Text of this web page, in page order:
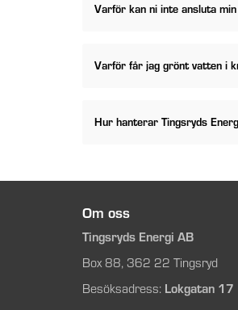
Varför kan ni inte ansluta
Varför får jag grönt vatten i
Hur hanterar Tingsryds
Om oss
Tingsryds Energi AB
Box 88, 362 22 Tingsryd
Besöksadress: Lokgatan 17